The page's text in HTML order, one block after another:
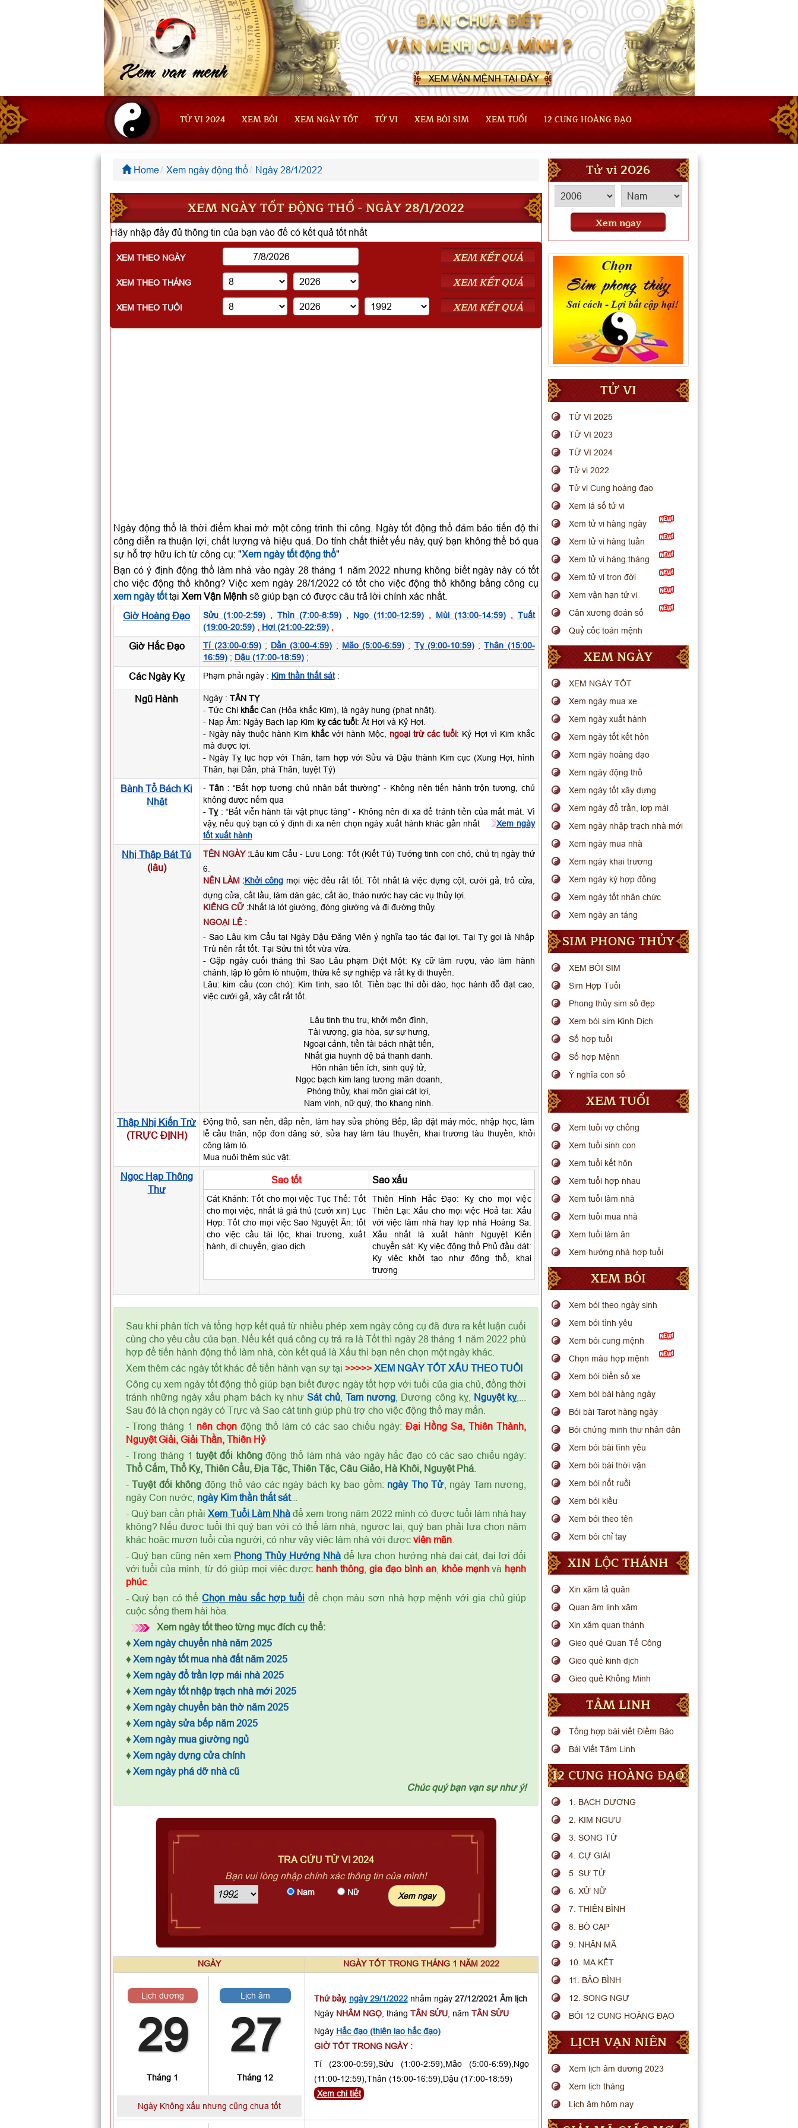
TỬ VI 2024 XEM BÓI XEM NGÀY TỐT TỬ VI XEM BÓI SIM XEM TUỔI 12 CUNG HOÀNG ĐẠO
Home Xem ngày động thổ Ngày 28/1/2022
XEM NGÀY TỐT ĐỘNG THỔ - NGÀY 28/1/2022
Hãy nhập đầy đủ thông tin của bạn vào để có kết quả tốt nhất
XEM THEO NGÀY XEM KẾT QUẢ
XEM THEO THÁNG XEM KẾT QUẢ
XEM THEO TUỔI XEM KẾT QUẢ
Ngày động thổ là thời điểm khai mở một công trình thi công. Ngày tốt động thổ đảm bảo tiến độ thi
công diễn ra thuận lợi, chất lượng và hiệu quả. Do tính chất thiết yếu này, quý bạn không thể bỏ qua
sự hỗ trợ hữu ích từ công cụ: "Xem ngày tốt động thổ"
Bạn có ý định động thổ làm nhà vào ngày 28 tháng 1 năm 2022 nhưng không biết ngày này có tốt
cho việc động thổ không? Việc xem ngày 28/1/2022 có tốt cho việc động thổ không bằng công cụ
xem ngày tốttại Xem Vận Mệnhsẽ giúp bạn có được câu trả lời chính xác nhất.
Giờ Hoàng Đạo
Sửu (1:00-2:59), Thìn (7:00-8:59), Ngọ (11:00-12:59), Mùi (13:00-14:59), Tuất
(19:00-20:59), Hợi (21:00-22:59),
Giờ Hắc Đạo Tí (23:00-0:59); Dần (3:00-4:59) ; Mão (5:00-6:59) ; Tỵ (9:00-10:59);Thân (15:00-
16:59); Dậu (17:00-18:59);
Các Ngày Kỵ Phạm phải ngày : Kim thần thất sát:
Ngũ Hành Ngày : TÂN TỴ
- Tức Chi khắcCan (Hỏa khắc Kim), là ngày hung (phạt nhật).
- Nạp Âm: Ngày Bạch lạp Kim kỵ các tuổi: Ất Hợi và Kỷ Hợi.
- Ngày này thuộc hành Kim khắcvới hành Mộc, ngoại trừ các tuổi: Kỷ Hợi vì Kim khắc
mà được lợi.
- Ngày Tỵ lục hợp với Thân, tam hợp với Sửu và Dậu thành Kim cục (Xung Hợi, hình
Thân, hại Dần, phá Thân, tuyệt Tý)
Bành Tổ Bách Kị
Nhật
-Tân : “Bất hợp tương chủ nhân bất thường” - Không nên tiến hành trộn tương, chủ
không được nếm qua
-Tỵ: “Bất viễn hành tài vật phục tàng” - Không nên đi xa để tránh tiền của mất mát. Vì
vậy, nếu quý bạn có ý định đi xa nên chọn ngày xuất hành khác gần nhất
Xem ngày
tốt xuất hành
Nhị Thập Bát Tú
(lâu)
TÊN NGÀY :Lâu kim Cẩu - Lưu Long: Tốt (Kiết Tú) Tướng tinh con chó, chủ trị ngày thứ
6.
NÊN LÀM :Khởi côngmọi việc đều rất tốt. Tốt nhất là việc dựng cột, cưới gả, trổ cửa,
dựng cửa, cất lầu, làm dàn gác, cắt áo, tháo nước hay các vụ thủy lợi.
KIÊNG CỮ :Nhất là lót giường, đóng giường và đi đường thủy.
NGOẠI LỆ :
- Sao Lâu kim Cẩu tại Ngày Dậu Đăng Viên ý nghĩa tạo tác đại lợi. Tại Tỵ gọi là Nhập
Trù nên rất tốt. Tại Sửu thì tốt vừa vừa.
- Gặp ngày cuối tháng thì Sao Lâu phạm Diệt Một: Kỵ cữ làm rượu, vào làm hành
chánh, lập lò gốm lò nhuộm, thừa kế sự nghiệp và rất kỵ đi thuyền.
Lâu: kim cẩu (con chó): Kim tinh, sao tốt. Tiền bạc thì dồi dào, học hành đỗ đạt cao,
việc cưới gả, xây cất rất tốt.
Lâu tinh thụ trụ, khởi môn đình,
Tài vượng, gia hòa, sự sự hưng,
Ngoại cảnh, tiền tài bách nhật tiến,
Nhất gia huynh đệ bá thanh danh.
Hôn nhân tiến ích, sinh quý tử,
Ngọc bạch kim lang tương mãn doanh,
Phóng thủy, khai môn giai cát lợi,
Nam vinh, nữ quý, thọ khang ninh.
Thập Nhị Kiến Trừ
(TRỰC ĐỊNH)
Động thổ, san nền, đắp nền, làm hay sửa phòng Bếp, lắp đặt máy móc, nhập học, làm
lễ cầu thân, nộp đơn dâng sớ, sửa hay làm tàu thuyền, khai trương tàu thuyền, khởi
công làm lò.
Mua nuôi thêm súc vật.
Ngọc Hạp Thông
Thư
Sao tốt Sao xấu
Cát Khánh: Tốt cho mọi việc Tục Thế: Tốt
cho mọi việc, nhất là giá thú (cưới xin) Lục
Hợp: Tốt cho mọi việc Sao Nguyệt Ân: tốt
cho việc cầu tài lộc, khai trương, xuất
hành, di chuyển, giao dịch
Thiên Hình Hắc Đạo: Kỵ cho mọi việc
Thiên Lại: Xấu cho mọi việc Hoả tai: Xấu
với việc làm nhà hay lợp nhà Hoàng Sa:
Xấu nhất là xuất hành Nguyệt Kiến
chuyển sát: Kỵ việc động thổ Phủ đầu dát:
Kỵ việc khởi tạo như động thổ, khai
trương
Sau khi phân tích và tổng hợp kết quả từ nhiều phép xem ngày công cụ đã đưa ra kết luận cuối
cùng cho yêu cầu của bạn. Nếu kết quả công cụ trả ra là Tốt thì ngày 28 tháng 1 năm 2022 phù
hợp để tiến hành động thổ làm nhà, còn kết quả là Xấu thì bạn nên chọn một ngày khác.
Xem thêm các ngày tốt khác để tiến hành vạn sự tại >>>>> XEM NGÀY TỐT XẤU THEO TUỔI
Công cụ xem ngày tốt động thổ giúp bạn biết được ngày tốt hợp với tuổi của gia chủ, đồng thời
tránh những ngày xấu phạm bách kỵ nhưSát chủ, Tam nương , Dương công kỵ, Nguyệt kỵ,...
Sau đó là chọn ngày có Trực và Sao cát tinh giúp phù trợ cho việc động thổ may mắn.
- Trong tháng 1 nên chọn động thổ làm có các sao chiếu ngày:Đại Hồng Sa, Thiên Thành,
Nguyệt Giải, Giải Thần, Thiên Hỷ
- Trong tháng 1tuyệt đối khôngđộng thổ làm nhà vào ngày hắc đạo có các sao chiếu ngày:
Thổ Cấm, Thổ Kỵ, Thiên Cẩu, Địa Tặc, Thiên Tặc, Câu Giảo, Hà Khôi, Nguyệt Phá.
-Tuyệt đối không động thổ vào các ngày bách kỵ bao gồm: ngày Thọ Tử , ngày Tam nương,
ngày Con nước, ngày Kim thần thất sát...
- Quý bạn cần phảiXem Tuổi Làm Nhà để xem trong năm 2022 mình có được tuổi làm nhà hay
không? Nếu được tuổi thì quý bạn với có thể làm nhà, ngược lại, quý bạn phải lựa chọn năm
khác hoặc mượn tuổi của người, có như vậy việc làm nhà với được viên mãn.
- Quý bạn cũng nên xem Phong Thủy Hướng Nhàđể lựa chọn hướng nhà đại cát, đại lợi đối
với tuổi của mình, từ đó giúp mọi việc được hanh thông ,gia đạo bình an, khỏe mạnhvà hạnh
phúc.
- Quý bạn có thểChọn màu sắc hợp tuổi để chọn màu sơn nhà hợp mệnh với gia chủ giúp
cuộc sống them hài hòa.
Xem ngày tốt theo từng mục đích cụ thể:
♦ Xem ngày chuyển nhà năm 2025
♦ Xem ngày tốt mua nhà đất năm 2025
♦ Xem ngày đổ trần lợp mái nhà 2025
♦ Xem ngày tốt nhập trạch nhà mới 2025
♦ Xem ngày chuyển bàn thờ năm 2025
♦ Xem ngày sửa bếp năm 2025
♦ Xem ngày mua giường ngủ
♦ Xem ngày dựng cửa chính
♦ Xem ngày phá dỡ nhà cũ
Chúc quý bạn vạn sự như ý!
TRA CỨU TỬ VI 2024
Bạn vui lòng nhập chính xác thông tin của mình!
Nam Nữ
NGÀY NGÀY TỐT TRONG THÁNG 1 NĂM 2022
Lịch dương
29
Tháng 1
Lịch âm
27
Tháng 12
Ngày Không xấu nhưng cũng chưa tốt
Thứ bảy, ngày 29/1/2022nhằm ngày 27/12/2021 Âm lịch
Ngày NHÂM NGỌ, tháng TÂN SỬU, năm TÂN SỬU
Ngày Hắc đạo (thiên lao hắc đạo)
GIỜ TỐT TRONG NGÀY :
Tí (23:00-0:59),Sửu (1:00-2:59),Mão (5:00-6:59),Ngọ
(11:00-12:59),Thân (15:00-16:59),Dậu (17:00-18:59)
Xem chi tiết
Tử vi 2026
Xem ngay
TỬ VI
TỬ VI 2025
TỬ VI 2023
TỬ VI 2024
Tử vi 2022
Tử vi Cung hoàng đạo
Xem lá số tử vi
Xem tử vi hàng ngày
Xem tử vi hàng tuần
Xem tử vi hàng tháng
Xem tử vi trọn đời
Xem vận hạn tử vi
Cân xương đoán số
Quỷ cốc toán mệnh
XEM NGÀY
XEM NGÀY TỐT
Xem ngày mua xe
Xem ngày xuất hành
Xem ngày tốt kết hôn
Xem ngày hoàng đạo
Xem ngày động thổ
Xem ngày tốt xây dựng
Xem ngày đổ trần, lợp mái
Xem ngày nhập trạch nhà mới
Xem ngày mua nhà
Xem ngày khai trương
Xem ngày ký hợp đồng
Xem ngày tốt nhận chức
Xem ngày an táng
SIM PHONG THỦY
XEM BÓI SIM
Sim Hợp Tuổi
Phong thủy sim số đẹp
Xem bói sim Kinh Dịch
Số hợp tuổi
Số hợp Mệnh
Ý nghĩa con số
XEM TUỔI
Xem tuổi vợ chồng
Xem tuổi sinh con
Xem tuổi kết hôn
Xem tuổi hợp nhau
Xem tuổi làm nhà
Xem tuổi mua nhà
Xem tuổi làm ăn
Xem hướng nhà hợp tuổi
XEM BÓI
Xem bói theo ngày sinh
Xem bói tình yêu
Xem bói cung mệnh
Chọn màu hợp mệnh
Xem bói biển số xe
Xem bói bài hàng ngày
Bói bài Tarot hàng ngày
Bói chứng minh thư nhân dân
Xem bói bài tình yêu
Xem bói bài thời vận
Xem bói nốt ruồi
Xem bói kiều
Xem bói theo tên
Xem bói chỉ tay
XIN LỘC THÁNH
Xin xăm tả quân
Quan âm linh xâm
Xin xăm quan thánh
Gieo quẻ Quan Tế Công
Gieo quẻ kinh dịch
Gieo quẻ Khổng Minh
TÂM LINH
Tổng hợp bài viết Điềm Báo
Bài Viết Tâm Linh
12 CUNG HOÀNG ĐẠO
1. BẠCH DƯƠNG
2. KIM NGƯU
3. SONG TỬ
4. CỰ GIẢI
5. SƯ TỬ
6. XỬ NỮ
7. THIÊN BÌNH
8. BÒ CẠP
9. NHÂN MÃ
10. MA KẾT
11. BẢO BÌNH
12. SONG NGƯ
BÓI 12 CUNG HOÀNG ĐẠO
LỊCH VẠN NIÊN
Xem lịch âm dương 2023
Xem lịch tháng
Lịch âm hôm nay